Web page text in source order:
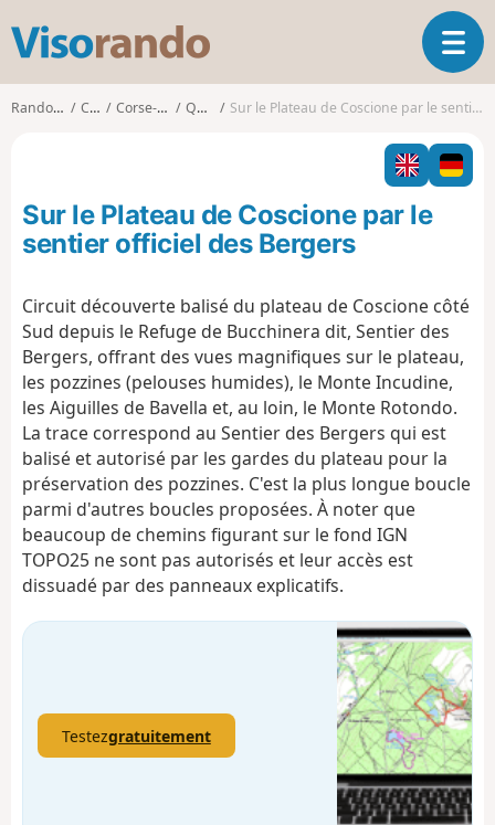
s
o
O
u
i
r
l
i
a
Randonnées Corse Corse-du-Sud Quenza Sur le Plateau de Coscione par le sentier officiel des Bergers
Sur le Plateau de Coscione par le
sentier officiel des Bergers
Circuit découverte balisé du plateau de Coscione côté
Sud depuis le Refuge de Bucchinera dit, Sentier des
Bergers, offrant des vues magnifiques sur le plateau,
les pozzines (pelouses humides), le Monte Incudine,
les Aiguilles de Bavella et, au loin, le Monte Rotondo.
La trace correspond au Sentier des Bergers qui est
balisé et autorisé par les gardes du plateau pour la
préservation des pozzines. C'est la plus longue boucle
parmi d'autres boucles proposées. À noter que
beaucoup de chemins figurant sur le fond IGN
TOPO25 ne sont pas autorisés et leur accès est
dissuadé par des panneaux explicatifs.
Testezgratuitement